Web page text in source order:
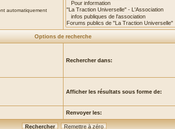
automatiquement
Options de recherche
Rechercher dans:
Afficher les résultats sous forme de:
Renvoyer les: